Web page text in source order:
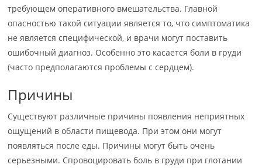
требующем оперативного вмешательства. Главной
опасностью такой ситуации является то, что симптоматика
не является специфической, и врачи могут поставить
ошибочный диагноз. Особенно это касается боли в груди
(часто предполагаются проблемы с сердцем).
Причины
Существуют различные причины появления неприятных
ощущений в области пищевода. При этом они могут
появляться после еды. Причины могут быть очень
серьезными. Спровоцировать боль в груди при глотании